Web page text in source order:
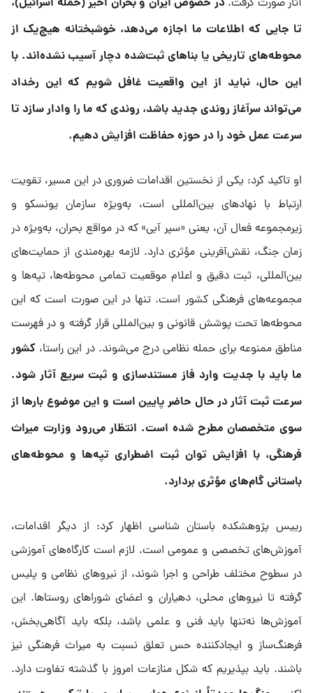
آثار صورت گرفت.
تا جایی که اطلاعات ما اجازه می‌دهد، خوشبختانه هیچ‌یک از
محوطه‌های تاریخی یا بناهای ثبت‌شده دچار آسیب نشده‌اند. با
این حال، نباید از این واقعیت غافل شویم که این رخداد
می‌تواند سرآغاز روندی جدید باشد، روندی که ما را وادار سازد تا
سرعت عمل خود را در حوزه حفاظت افزایش دهیم.
او تاکید کرد: یکی از نخستین اقدامات ضروری در این مسیر، تقویت
ارتباط با نهادهای بین‌المللی است، به‌ویژه سازمان یونسکو و
زیرمجموعه فعال آن، یعنی «سپر آبی» که در مواقع بحران، به‌ویژه در
زمان جنگ، نقش‌آفرینی مؤثری دارد. لازمه بهره‌مندی از حمایت‌های
بین‌المللی، ثبت دقیق و اعلام موقعیت تمامی محوطه‌ها، تپه‌ها و
مجموعه‌های فرهنگی کشور است. تنها در این صورت است که این
محوطه‌ها تحت پوشش قانونی و بین‌المللی قرار گرفته و در فهرست
مناطق ممنوعه برای حمله نظامی درج می‌شوند. در این راستا، کشور
ما باید با جدیت وارد فاز مستندسازی و ثبت سریع آثار شود.
سرعت ثبت آثار در حال حاضر پایین است و این موضوع بارها از
سوی متخصصان مطرح شده است. انتظار می‌رود وزارت میراث
فرهنگی، با افزایش توان ثبت اضطراری تپه‌ها و محوطه‌های
باستانی گام‌های مؤثری بردارد.
رییس پژوهشکده باستان‌ شناسی اظهار کرد: از دیگر اقدامات،
آموزش‌های تخصصی و عمومی است. لازم است کارگاه‌های آموزشی
در سطوح مختلف طراحی و اجرا شوند، از نیروهای نظامی و پلیس
گرفته تا نیروهای محلی، دهیاران و اعضای شوراهای روستاها. این
آموزش‌ها نه‌تنها باید فنی و علمی باشد، بلکه باید آگاهی‌بخش،
فرهنگ‌ساز و ایجادکننده حس تعلق نسبت به میراث فرهنگی نیز
باشند. باید بپذیریم که شکل منازعات امروز با گذشته تفاوت دارد.